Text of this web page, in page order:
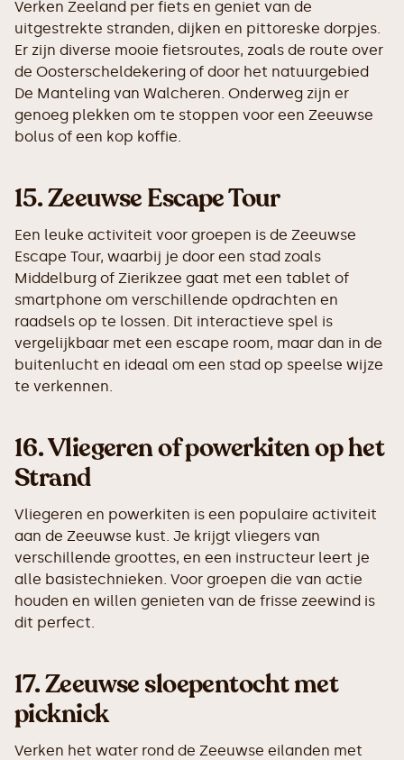
Verken Zeeland per fiets en geniet van de
uitgestrekte stranden, dijken en pittoreske dorpjes.
Er zijn diverse mooie fietsroutes, zoals de route over
de Oosterscheldekering of door het natuurgebied
De Manteling van Walcheren. Onderweg zijn er
genoeg plekken om te stoppen voor een Zeeuwse
bolus of een kop koffie.
15.Zeeuwse Escape Tour
Een leuke activiteit voor groepen is de Zeeuwse
Escape Tour, waarbij je door een stad zoals
Middelburg of Zierikzee gaat met een tablet of
smartphone om verschillende opdrachten en
raadsels op te lossen. Dit interactieve spel is
vergelijkbaar met een escape room, maar dan in de
buitenlucht en ideaal om een stad op speelse wijze
te verkennen.
16.Vliegeren of powerkiten op het
Strand
Vliegeren en powerkiten is een populaire activiteit
aan de Zeeuwse kust. Je krijgt vliegers van
verschillende groottes, en een instructeur leert je
alle basistechnieken. Voor groepen die van actie
houden en willen genieten van de frisse zeewind is
dit perfect.
17.Zeeuwse sloepentocht met
picknick
Verken het water rond de Zeeuwse eilanden met